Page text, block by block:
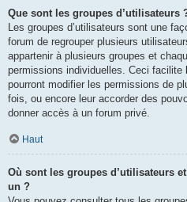
Que sont les groupes d’utilisateurs
Les groupes d’utilisateurs sont une
forum de regrouper plusieurs
appartenir à plusieurs groupes et
permissions individuelles. Ceci
pourront modifier les permissions de
fois, ou encore leur accorder des
donner accès à un forum privé.
Haut
Où sont les groupes d’utilisateurs
un ?